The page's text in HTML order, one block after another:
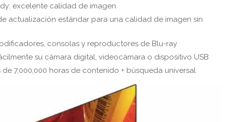
excelente calidad de imagen
actualización estándar para una calidad de imagen sin
consolas y reproductores de Blu-ray
su cámara digital, videocámara o dispositivo USB
7,000,000 horas de contenido + búsqueda universal